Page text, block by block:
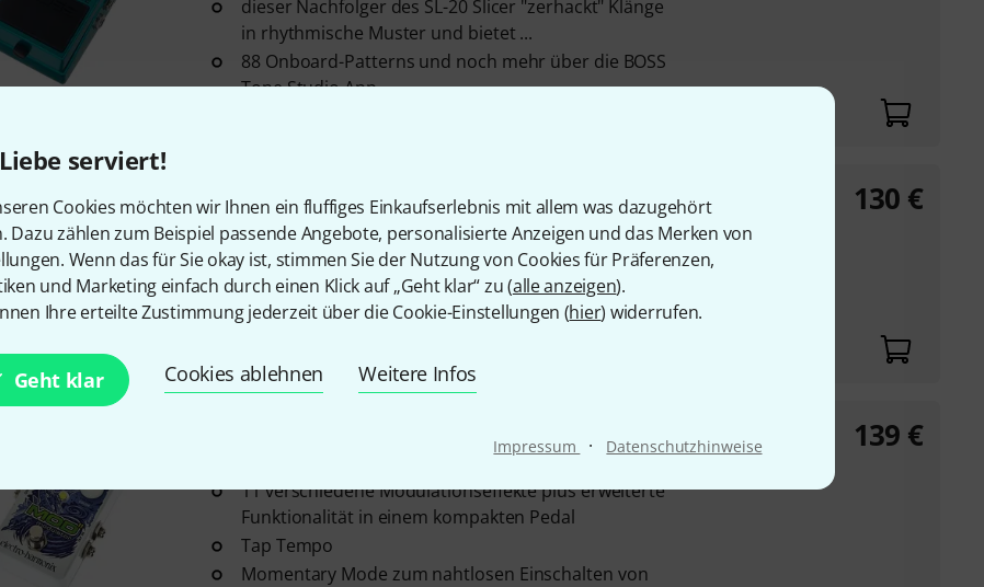
serviert!
Cookies möchten wir Ihnen ein fluffiges Einkaufserlebnis mit allem was dazugehört
Dazu zählen zum Beispiel passende Angebote, personalisierte Anzeigen und das Merken von
Wenn das für Sie okay ist, stimmen Sie der Nutzung von Cookies für Präferenzen,
und Marketing einfach durch einen Klick auf „Geht klar“ zu (alle anzeigen).
Ihre erteilte Zustimmung jederzeit über die Cookie-Einstellungen (hier) widerrufen.
Geht klar Cookies ablehnen Weitere Infos
Impressum · Datenschutzhinweise
dieser Nachfolger des SL-20 Slicer "zerhackt" Klänge
in rhythmische Muster und bietet ...
88 Onboard-Patterns und noch mehr über die BOSS
Tone Studio App
Electro HarmonixFreeze Sound Retainer
416
Sustain und Sampleeffekt
Regler für Effect Level
Schalter für Fast/Slow Latch
130 €
11 verschiedene Modulationseffekte plus erweiterte
Funktionalität in einem kompakten Pedal
Tap Tempo
Momentary Mode zum nahtlosen Einschalten von
139 €